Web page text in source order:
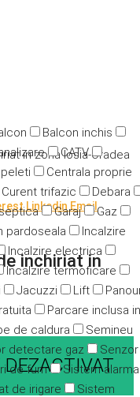
Balcon inchis
CATV
Centrala proprie
Curent trifazic
Debara
Garaj
Gaz
pardoseala
Incalzire
Incalzire electrica
Incalzire termoficare
Jacuzzi Lift
Parcare inclusa in
de caldura
Semineu
detectare gaz
Senzor
de fum
Sistem alarma
de irigare
Sistem
in zona Iosia-Oradea
Linkedin Email
inchiriat in